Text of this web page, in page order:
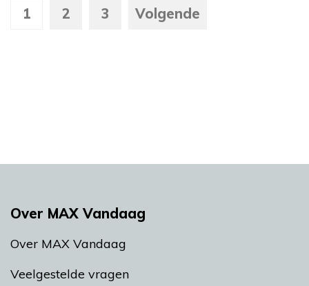
1 2 3 Volgende
Over MAX Vandaag
Over MAX Vandaag
Veelgestelde vragen